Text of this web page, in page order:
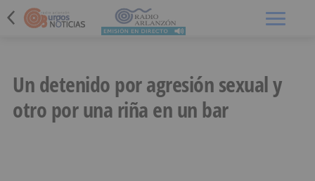
Un detenido por agresión sexual y
otro por una riña en un bar